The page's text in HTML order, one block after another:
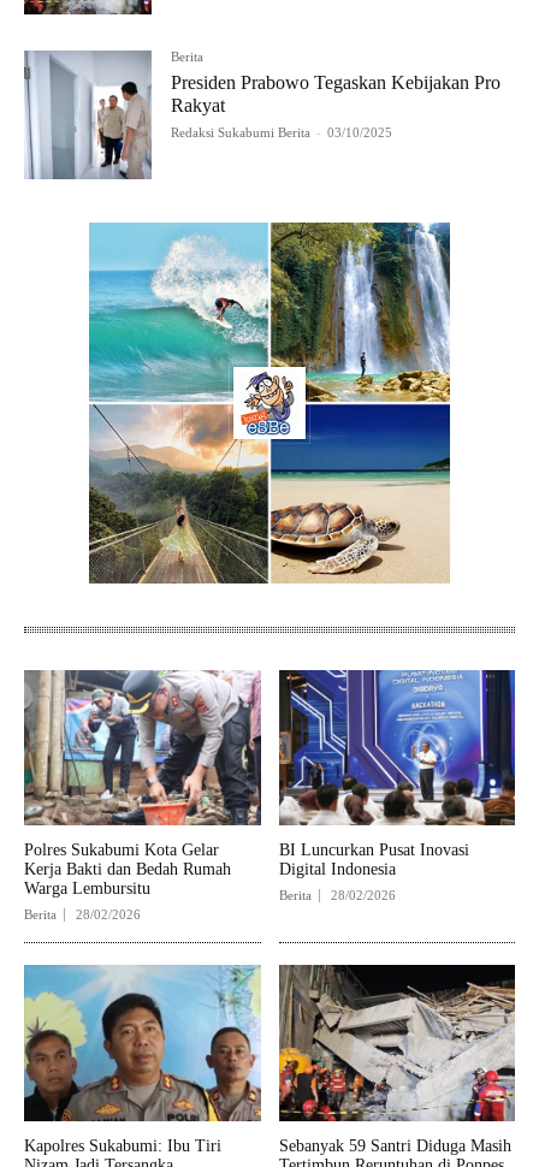
Berita
Presiden Prabowo Tegaskan Kebijakan Pro
Rakyat
Redaksi Sukabumi Berita - 03/10/2025
Polres Sukabumi Kota Gelar
Kerja Bakti dan Bedah Rumah
Warga Lembursitu
Berita 28/02/2026
BI Luncurkan Pusat Inovasi
Digital Indonesia
Berita 28/02/2026
Kapolres Sukabumi: Ibu Tiri
Sebanyak 59 Santri Diduga Masih